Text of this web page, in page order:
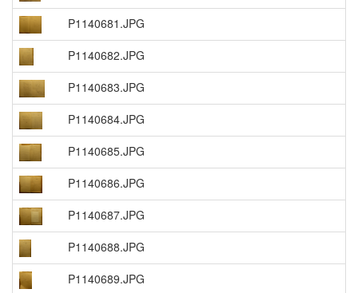
P1140681.JPG
P1140682.JPG
P1140683.JPG
P1140684.JPG
P1140685.JPG
P1140686.JPG
P1140687.JPG
P1140688.JPG
P1140689.JPG